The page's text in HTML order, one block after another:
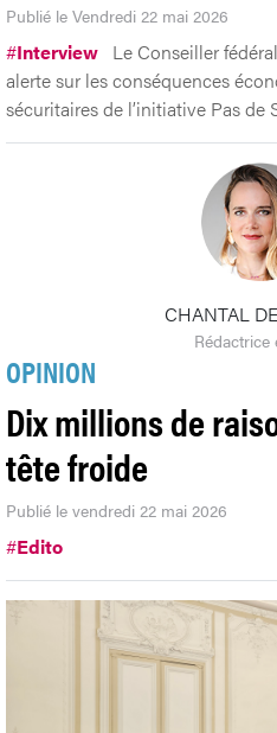
Publié le Vendredi 22 mai 2026
#Interview Le Conseiller
alerte sur les conséquences
sécuritaires de l’initiative Pas de
CHANTAL
Rédactrice
OPINION
Dix millions de
tête froide
Publié le vendredi 22 mai 2026
#Edito